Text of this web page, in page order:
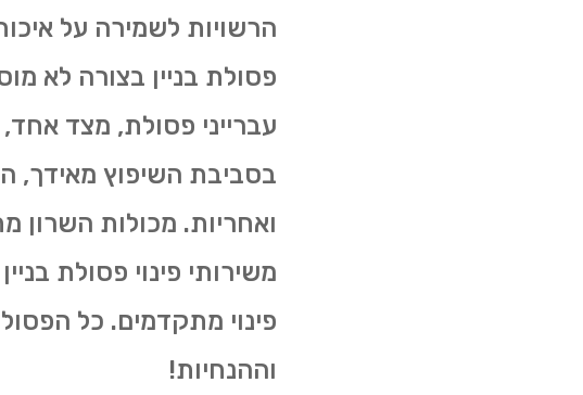
הרשויות לשמירה על
פסולת בניין בצורה לא
עברייני פסולת, מצד
בסביבת השיפוץ מאידך,
ואחריות. מכולות השרון
פינוי מתקדמים. כל
וההנחיות!